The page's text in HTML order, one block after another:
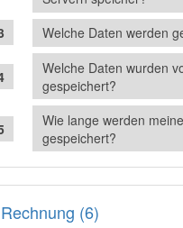
Welche Daten werden
Welche Daten wurden
gespeichert?
Wie lange werden
gespeichert?
Rechnung (6)